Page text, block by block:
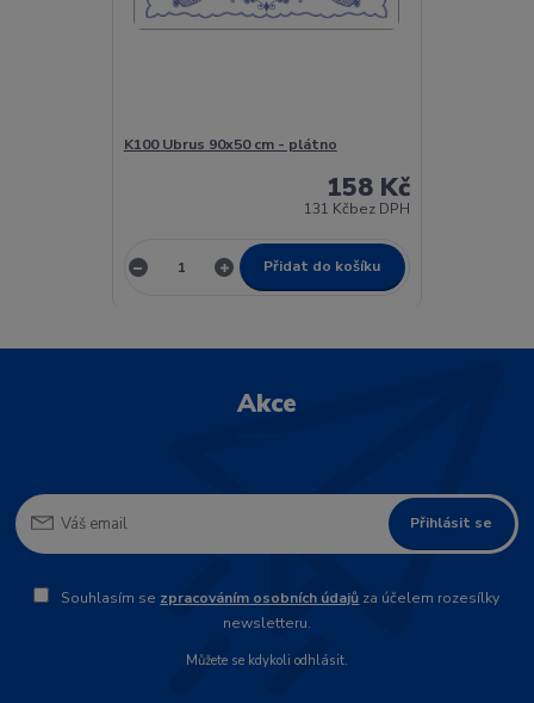
K100 Ubrus 90x50 cm - plátno
158 Kč
131 Kčbez DPH
Přidat do košíku
Akce
Přihlásit se
Souhlasím se zpracováním osobních údajů za účelem rozesílky
newsletteru.
Můžete se kdykoli odhlásit.